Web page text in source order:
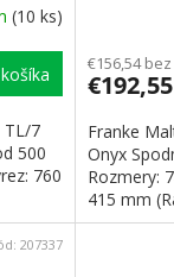
(10 ks)
TL/7
500
760
€156,54 bez
€192,55
Franke
Onyx
Rozmery:
415 mm
207337